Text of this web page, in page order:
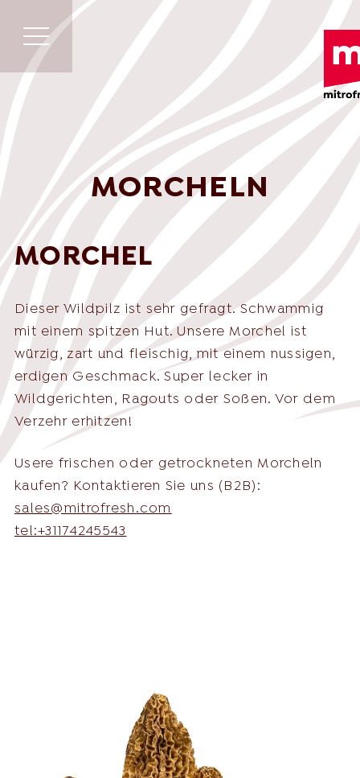
Deutsch
English
Deutsch
+31 174 245 543
sales@mitrofresh.com
MORCHELN
MORCHEL
Dieser Wildpilz ist sehr gefragt. Schwammig
mit einem spitzen Hut. Unsere Morchel ist
würzig, zart und fleischig, mit einem nussigen,
erdigen Geschmack. Super lecker in
Wildgerichten, Ragouts oder Soßen. Vor dem
Verzehr erhitzen!
Usere frischen oder getrockneten Morcheln
kaufen? Kontaktieren Sie uns (B2B):
sales@mitrofresh.com
tel:+31174245543